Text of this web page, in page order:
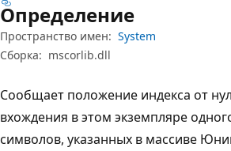
Определение
Пространство имен: System
Сборка: mscorlib.dll
Сообщает положение индекса от
вхождения в этом экземпляре
символов, указанных в массиве